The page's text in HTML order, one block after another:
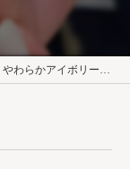
やわらかアイボリー♡リング♡